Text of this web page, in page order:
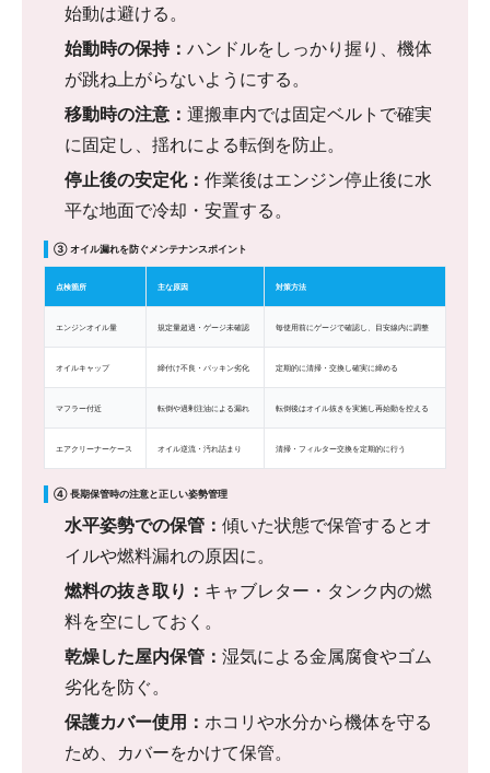
始動は避ける。
始動時の保持： ハンドルをしっかり握り、機体
が跳ね上がらないようにする。
移動時の注意： 運搬車内では固定ベルトで確実
に固定し、揺れによる転倒を防止。
停止後の安定化： 作業後はエンジン停止後に水
平な地面で冷却・安置する。
③ オイル漏れを防ぐメンテナンスポイント
点検箇所 主な原因 対策方法
エンジンオイル量 規定量超過・ゲージ未確認 毎使用前にゲージで確認し、目安線内に調整
オイルキャップ 締付け不良・パッキン劣化 定期的に清掃・交換し確実に締める
マフラー付近 転倒や過剰注油による漏れ 転倒後はオイル抜きを実施し再始動を控える
エアクリーナーケース オイル逆流・汚れ詰まり 清掃・フィルター交換を定期的に行う
④ 長期保管時の注意と正しい姿勢管理
水平姿勢での保管： 傾いた状態で保管するとオ
イルや燃料漏れの原因に。
燃料の抜き取り： キャブレター・タンク内の燃
料を空にしておく。
乾燥した屋内保管： 湿気による金属腐食やゴム
劣化を防ぐ。
保護カバー使用： ホコリや水分から機体を守る
ため、カバーをかけて保管。